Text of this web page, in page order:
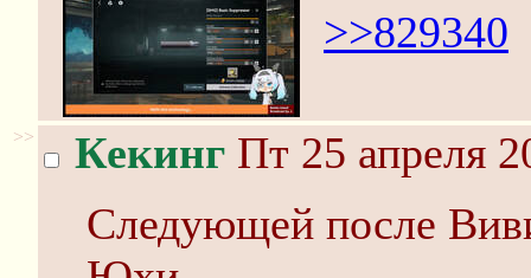
>>829340
>> Кекинг Пт 25 апреля
Следующей после